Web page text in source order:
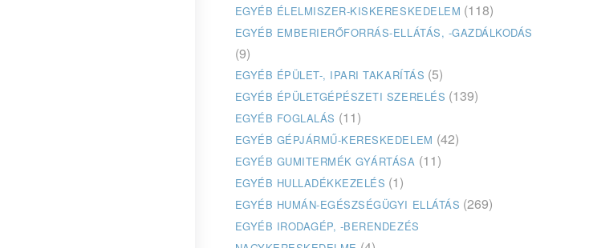
EGYÉB ÉLELMISZER-KISKERESKEDELEM (118)
EGYÉB EMBERIERŐFORRÁS-ELLÁTÁS, -GAZDÁLKODÁS
(9)
EGYÉB ÉPÜLET-, IPARI TAKARÍTÁS (5)
EGYÉB ÉPÜLETGÉPÉSZETI SZERELÉS (139)
EGYÉB FOGLALÁS (11)
EGYÉB GÉPJÁRMŰ-KERESKEDELEM (42)
EGYÉB GUMITERMÉK GYÁRTÁSA (11)
EGYÉB HULLADÉKKEZELÉS (1)
EGYÉB HUMÁN-EGÉSZSÉGÜGYI ELLÁTÁS (269)
EGYÉB IRODAGÉP, -BERENDEZÉS